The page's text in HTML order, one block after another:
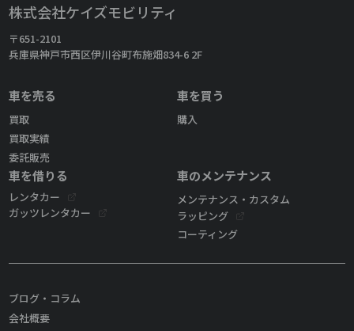
株式会社ケイズモビリティ
〒651-2101
兵庫県神戸市西区伊川谷町布施畑834-6 2F
車を売る
買取
買取実績
委託販売
車を買う
購入
車を借りる
レンタカー
ガッツレンタカー
車のメンテナンス
メンテナンス・カスタム
ラッピング
コーティング
ブログ・コラム
会社概要